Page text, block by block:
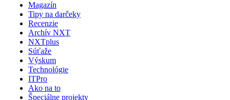
Magazín
Tipy na darčeky
Recenzie
Archív NXT
NXTplus
Súťaže
Výskum
Technológie
ITPro
Ako na to
Špeciálne projekty